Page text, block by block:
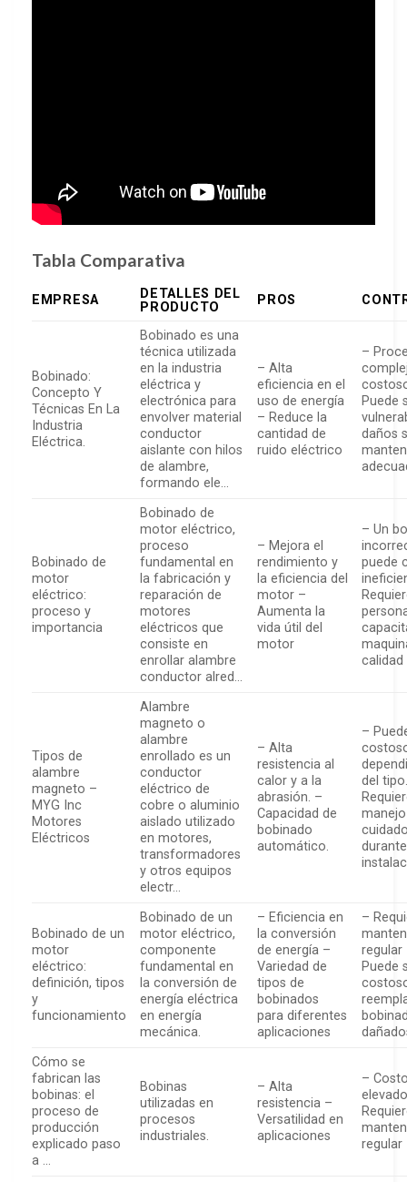
Tabla Comparativa
EMPRESA
DETALLES DEL
PRODUCTO
PROS
Bobinado:
Concepto Y
Técnicas En La
Industria
Eléctrica.
Bobinado es una
técnica utilizada
en la industria
eléctrica y
electrónica para
envolver material
conductor
aislante con hilos
de alambre,
formando ele…
– Alta
eficiencia en el
uso de energía
– Reduce la
cantidad de
ruido eléctrico
–
Puede
daños
Bobinado de
motor
eléctrico:
proceso y
importancia
Bobinado de
motor eléctrico,
proceso
fundamental en
la fabricación y
reparación de
motores
eléctricos que
consiste en
enrollar alambre
conductor alred…
– Mejora el
rendimiento y
la eficiencia del
motor –
Aumenta la
vida útil del
motor
– Un
puede
calidad
Tipos de
alambre
magneto –
MYG Inc
Motores
Eléctricos
Alambre
magneto o
alambre
enrollado es un
conductor
eléctrico de
cobre o aluminio
aislado utilizado
en motores,
transformadores
y otros equipos
electr…
– Alta
resistencia al
calor y a la
abrasión. –
Capacidad de
bobinado
automático.
–
del
manejo
Bobinado de un
motor
eléctrico:
definición, tipos
y
funcionamiento
Bobinado de un
motor eléctrico,
componente
fundamental en
la conversión de
energía eléctrica
en energía
mecánica.
– Eficiencia en
la conversión
de energía –
Variedad de
tipos de
bobinados
para diferentes
aplicaciones
–
regular
Puede
Cómo se
fabrican las
bobinas: el
proceso de
producción
explicado paso
a …
Bobinas
utilizadas en
procesos
industriales.
– Alta
resistencia –
Versatilidad en
aplicaciones
–
regular